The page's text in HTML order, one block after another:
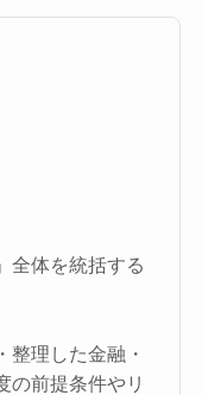
全体を統括する
整理した金融・
の前提条件やリ